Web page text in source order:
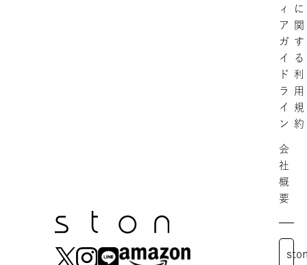
ィ
ア
ガ
イ
ド
ラ
イ
ン
に
関
す
る
利
用
規
約
会
社
概
要